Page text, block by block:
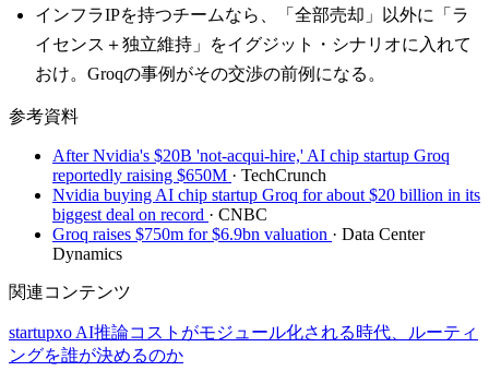
インフラIPを持つチームなら、「全部売却」以外に「ラ
イセンス＋独立維持」をイグジット・シナリオに入れて
おけ。Groqの事例がその交渉の前例になる。
参考資料
After Nvidia's $20B 'not-acqui-hire,' AI chip startup Groq
reportedly raising $650M · TechCrunch
Nvidia buying AI chip startup Groq for about $20 billion in its
biggest deal on record · CNBC
Groq raises $750m for $6.9bn valuation · Data Center
Dynamics
関連コンテンツ
startupxo AI推論コストがモジュール化される時代、ルーティ
ングを誰が決めるのか